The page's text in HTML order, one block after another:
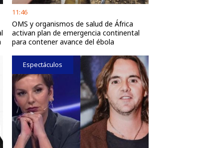
11:46
OMS y organismos de salud de África
activan plan de emergencia continental
para contener avance del ébola
Espectáculos